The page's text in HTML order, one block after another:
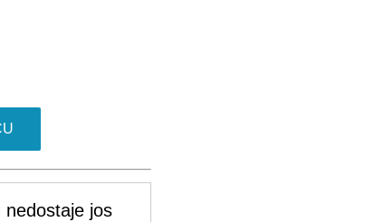
nedostaje jos